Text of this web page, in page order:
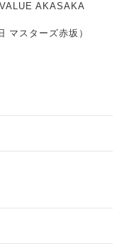
AKASAKA
マスターズ赤坂）